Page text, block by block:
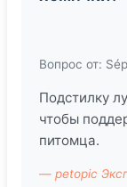
Вопрос от:
Подстилку
чтобы
питомца.
— petopic